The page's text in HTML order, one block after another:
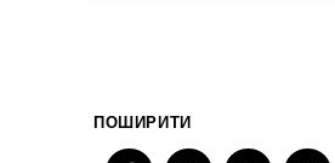
ПОШИРИТИ